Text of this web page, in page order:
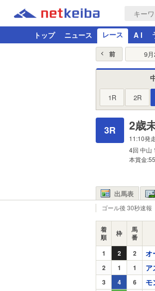
トップ ニュース レース A I
前 9
1R 2R
3R 2歳
11:10発
4回 中山
本賞金
出馬表
ゴール後 30秒速報
着
順
枠
馬
番
1 2 2 オ
2 1 1 ア
3 4 6 モ